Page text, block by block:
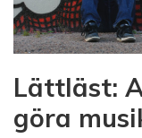
Lättläst:
göra